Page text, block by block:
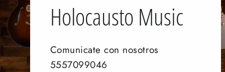
Holocausto Music
Comunicate con nosotros
5557099046